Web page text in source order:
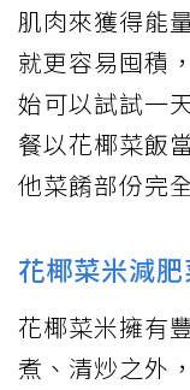
肌肉來獲得能
就更容易囤積
始可以試試一
餐以花椰菜飯
他菜餚部份完
花椰菜米減
花椰菜米擁有
煮、清炒之外